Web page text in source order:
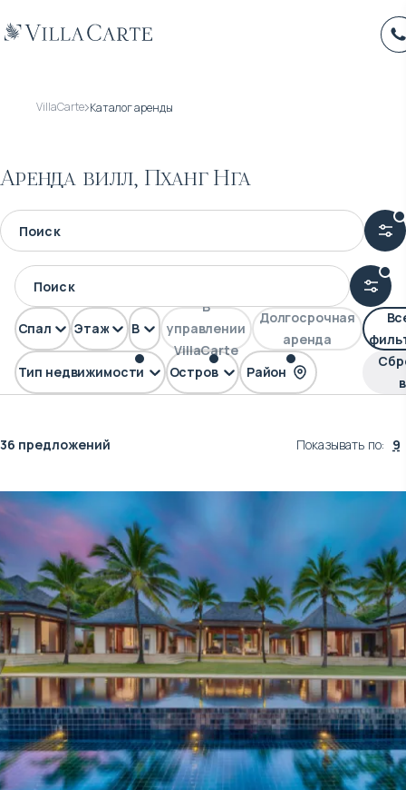
VillaCarte Каталог аренды
Аренда вилл, Пханг Нга
Тип недвижимости Остров Район
Спален Этажей Вид
В
управлении
VillaCarte
Долгосрочная
аренда
Вилла Пхукет Пханг Нга
36 предложений Показывать по: 9